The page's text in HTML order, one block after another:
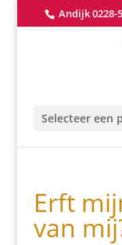
Andijk 0228-
Selecteer een
Erft
van